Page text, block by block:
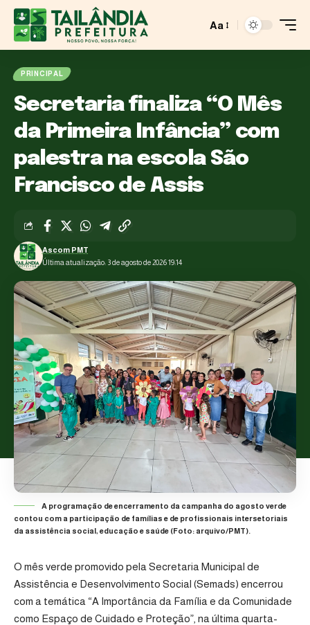
Aa
PRINCIPAL
Secretaria finaliza “O Mês
da Primeira Infância” com
palestra na escola São
Francisco de Assis
Última atualização: 3 de agosto de 2026 19:14
Ascom PMT
A programação de encerramento da campanha do agosto verde
contou com a participação de famílias e de profissionais intersetoriais
da assistência social, educação e saúde (Foto: arquivo/PMT).
O mês verde promovido pela Secretaria Municipal de
Assistência e Desenvolvimento Social (Semads) encerrou
com a temática “A Importância da Família e da Comunidade
como Espaço de Cuidado e Proteção”, na última quarta-